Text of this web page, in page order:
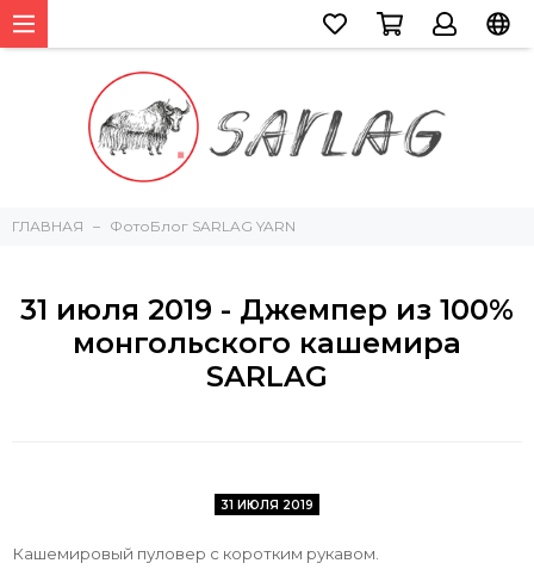
ГЛАВНАЯ ФотоБлог SARLAG YARN
31 июля 2019 - Джемпер из 100%
монгольского кашемира
SARLAG
31 ИЮЛЯ 2019
Кашемировый пуловер с коротким рукавом.